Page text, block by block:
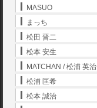
MASUO
まっち
松田 晋二
松本 安生
MATCHAN / 松浦 英治
松浦 匡希
松本 誠治